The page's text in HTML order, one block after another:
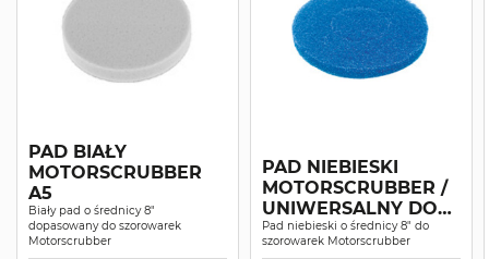
PAD BIAŁY
MOTORSCRUBBER
A5
Biały pad o średnicy 8"
dopasowany do szorowarek
Motorscrubber
PAD NIEBIESKI
MOTORSCRUBBER /
UNIWERSALNY DO
CZYSZCZENIA
PODŁÓG / A5
Pad niebieski o średnicy 8" do
szorowarek Motorscrubber